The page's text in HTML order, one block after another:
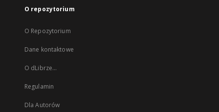
O repozytorium
O Repozytorium
Dane kontaktowe
O dLibrze...
Regulamin
Dla Autorów